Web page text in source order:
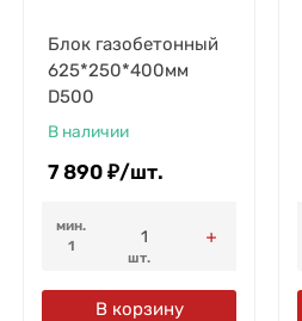
Блок газобетонный
625*250*400мм
D500
В наличии
7 890 ₽/шт.
мин.
1
шт.
В корзину